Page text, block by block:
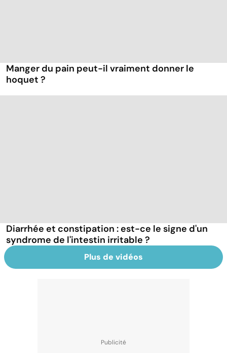
Manger du pain peut-il vraiment donner le
hoquet ?
Diarrhée et constipation : est-ce le signe d'un
syndrome de l'intestin irritable ?
Plus de vidéos